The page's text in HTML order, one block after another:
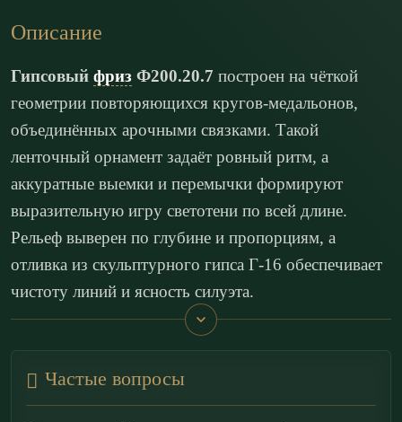
Описание
Гипсовый фриз Ф200.20.7 построен на чёткой
геометрии повторяющихся кругов-медальонов,
объединённых арочными связками. Такой
ленточный орнамент задаёт ровный ритм, а
аккуратные выемки и перемычки формируют
выразительную игру светотени по всей длине.
Рельеф выверен по глубине и пропорциям, а
отливка из скульптурного гипса Г-16 обеспечивает
чистоту линий и ясность силуэта.
По характеру рисунка фриз Ф200.20.7 тяготеет к
графичность, симметрия и дисциплина форм
Частые вопросы